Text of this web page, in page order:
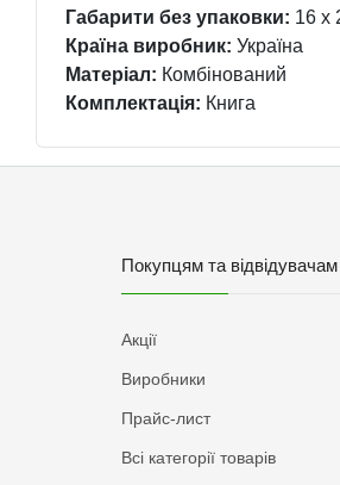
Габарити без упаковки: 16 x
Країна виробник: Україна
Матеріал: Комбінований
Комплектація: Книга
Покупцям та відвідувачам
Акції
Виробники
Прайс-лист
Всі категорії товарів